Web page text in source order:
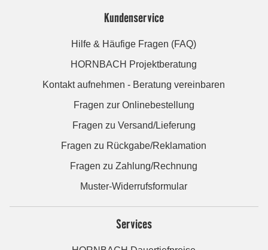
Kundenservice
Hilfe & Häufige Fragen (FAQ)
HORNBACH Projektberatung
Kontakt aufnehmen - Beratung vereinbaren
Fragen zur Onlinebestellung
Fragen zu Versand/Lieferung
Fragen zu Rückgabe/Reklamation
Fragen zu Zahlung/Rechnung
Muster-Widerrufsformular
Services